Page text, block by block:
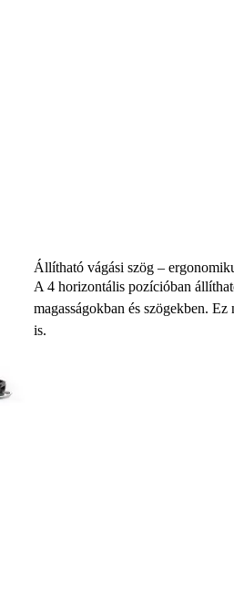
Állítható vágási szög –
A 4 horizontális pozícióban
magasságokban és szögekben.
is.